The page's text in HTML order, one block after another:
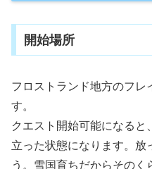
開始場所
フロストランド地方のフレ
す。
クエスト開始可能になる
立った状態になります。放
う。雪国育ちだからそのく